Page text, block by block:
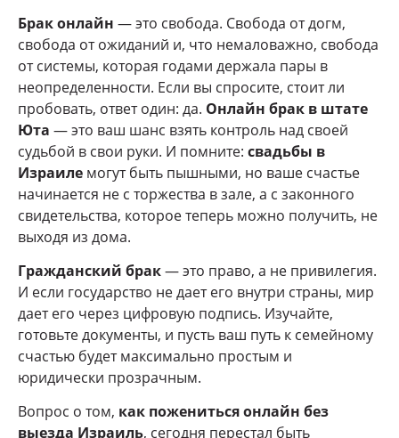
Брак онлайн — это свобода. Свобода от догм,
свобода от ожиданий и, что немаловажно, свобода
от системы, которая годами держала пары в
неопределенности. Если вы спросите, стоит ли
пробовать, ответ один: да. Онлайн брак в штате
Юта — это ваш шанс взять контроль над своей
судьбой в свои руки. И помните: свадьбы в
Израиле могут быть пышными, но ваше счастье
начинается не с торжества в зале, а с законного
свидетельства, которое теперь можно получить, не
выходя из дома.
Гражданский брак— это право, а не привилегия.
И если государство не дает его внутри страны, мир
дает его через цифровую подпись. Изучайте,
готовьте документы, и пусть ваш путь к семейному
счастью будет максимально простым и
юридически прозрачным.
Вопрос о том, как пожениться онлайн без
выезда Израиль, сегодня перестал быть